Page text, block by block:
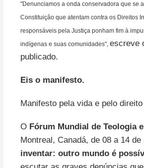
"Denunciamos a onda conservadora que se
Constituição que atentam contra os Direitos
responsáveis pela Justiça ponham fim à
indígenas e suas comunidades", escreve
publicado.
Eis o manifesto.
Manifesto pela vida e pelo
O Fórum Mundial de Teologia
Montreal, Canadá, de 08 a 14
inventar: outro mundo é